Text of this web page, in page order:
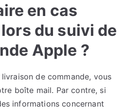
en cas
lors du suivi de
Apple ?
de commande, vous
boîte mail. Par contre, si
informations concernant